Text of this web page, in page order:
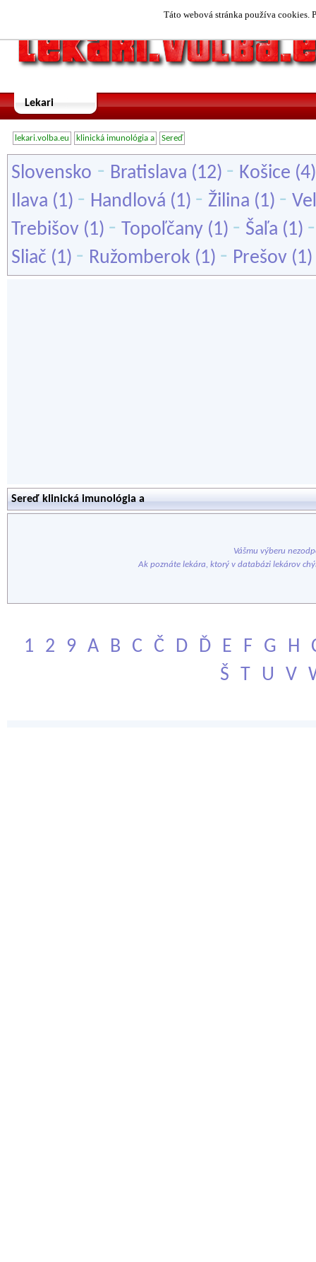
Táto webová stránka používa cookies.
Lekari
lekari.volba.eu klinická imunológia a Sereď
Slovensko - Bratislava (12) - Košice
Ilava (1) - Handlová (1) - Žilina (1) -
Trebišov (1) - Topoľčany (1) - Šaľa (1)
Sliač (1) - Ružomberok (1) - Prešov (1)
Sereď klinická imunológia a
Vášmu výberu
Ak poznáte lekára, ktorý v databázi lekárov
1 2 9 A B C Č D Ď E F G H
Š
T U V